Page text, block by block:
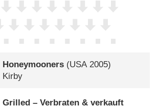
Honeymooners (USA2005)
Kirby
Grilled – Verbraten & verkauft